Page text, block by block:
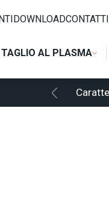
TAGLIO AL PLASMA
DOWNLOADCONTATTI